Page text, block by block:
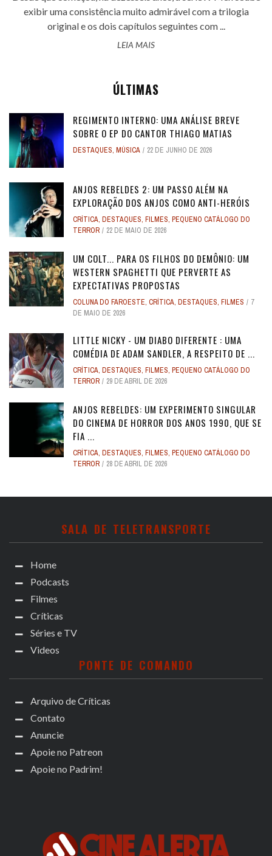
exibir uma consistência muito admirável com a trilogia
original e os dois capítulos seguintes com ...
LEIA MAIS
ÚLTIMAS
REGIMENTO INTERNO: UMA ANÁLISE BREVE
SOBRE O EP DO CANTOR THIAGO MATIAS
DESTAQUES, MÚSICA 22 DE JUNHO DE 2026
ANJOS REBELDES 2: UM PASSO ALÉM NA
EXPLORAÇÃO DOS ANJOS COMO ANTI-HERÓIS
CRÍTICA, DESTAQUES, FILMES, PEQUENO CATÁLOGO DO
TERROR
22 DE MAIO DE 2026
UM COLT... PARA OS FILHOS DO DEMÔNIO: UM
WESTERN SPAGHETTI QUE PERVERTE AS
EXPECTATIVAS PROPOSTAS
COLUNA DO FAROESTE, CRÍTICA, DESTAQUES, FILMES
7
DE MAIO DE 2026
LITTLE NICKY - UM DIABO DIFERENTE : UMA
COMÉDIA DE ADAM SANDLER, A RESPEITO DE ...
CRÍTICA, DESTAQUES, FILMES, PEQUENO CATÁLOGO DO
TERROR
29 DE ABRIL DE 2026
ANJOS REBELDES: UM EXPERIMENTO SINGULAR
DO CINEMA DE HORROR DOS ANOS 1990, QUE SE
FIA ...
CRÍTICA, DESTAQUES, FILMES, PEQUENO CATÁLOGO DO
TERROR
28 DE ABRIL DE 2026
SALA DE TELETRANSPORTE
Home
Podcasts
Filmes
Críticas
Séries e TV
Videos
PONTE DE COMANDO
Arquivo de Críticas
Contato
Anuncie
Apoie no Patreon
Apoie no Padrim!